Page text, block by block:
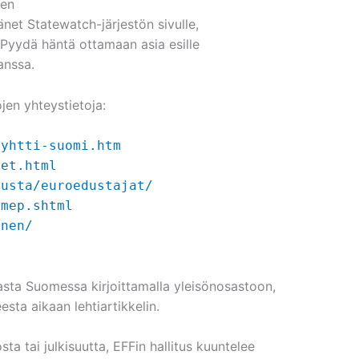
Statewatch-järjestön sivulle,
häntä ottamaan asia esille
yhteystietoja:
suomi.htm
euroedustajat/
Suomessa kirjoittamalla yleisönosastoon,
aikaan lehtiartikkelin.
tai julkisuutta, EFFin hallitus kuuntelee